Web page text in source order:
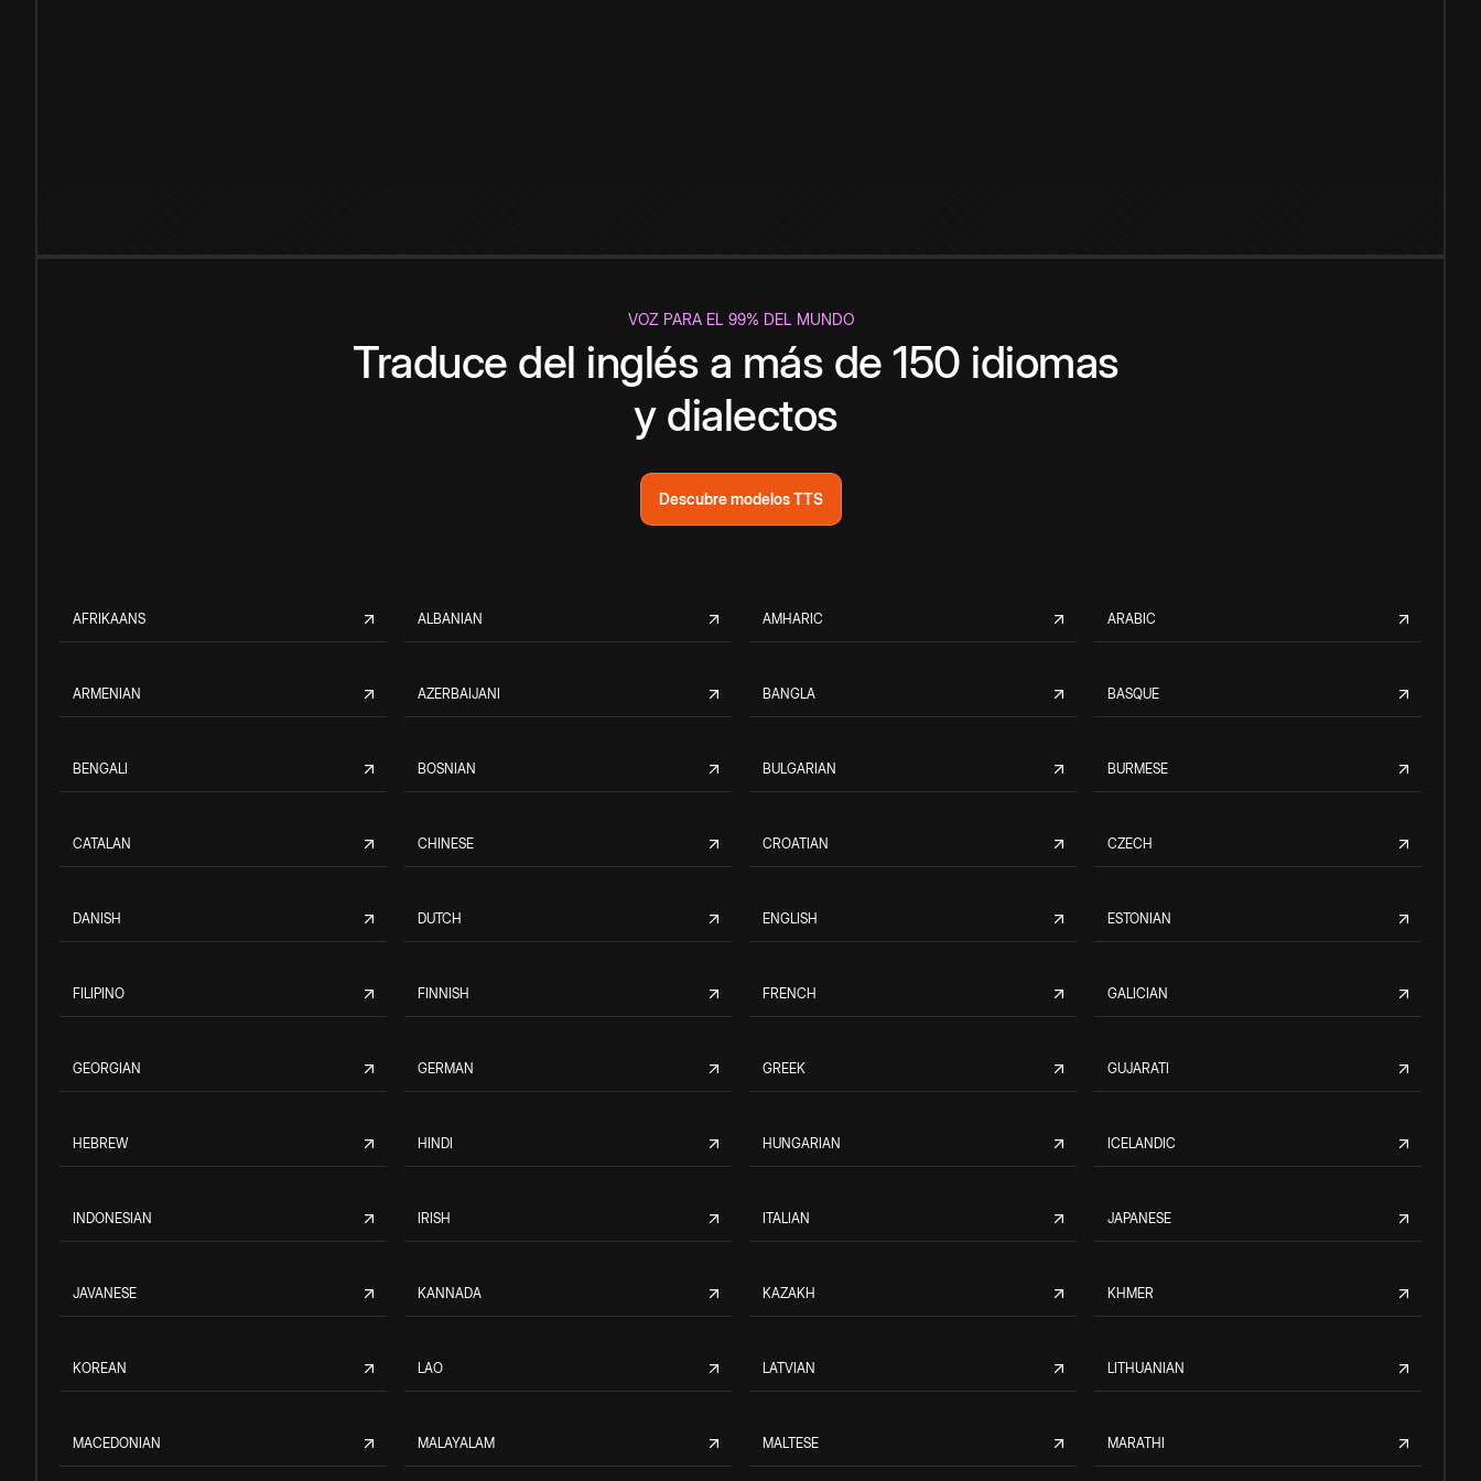
VOZ PARA EL 99% DEL MUNDO
Traduce del inglés a más de 150 idiomas
y dialectos
Descubre modelos TTS
AFRIKAANS ALBANIAN AMHARIC ARABIC
ARMENIAN AZERBAIJANI BANGLA BASQUE
BENGALI BOSNIAN BULGARIAN BURMESE
CATALAN CHINESE CROATIAN CZECH
DANISH DUTCH ENGLISH ESTONIAN
FILIPINO FINNISH FRENCH GALICIAN
GEORGIAN GERMAN GREEK GUJARATI
HEBREW HINDI HUNGARIAN ICELANDIC
INDONESIAN IRISH ITALIAN JAPANESE
JAVANESE KANNADA KAZAKH KHMER
KOREAN LAO LATVIAN LITHUANIAN
MACEDONIAN MALAYALAM MALTESE MARATHI